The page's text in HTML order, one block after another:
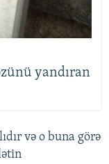
yandıran
və o buna görə